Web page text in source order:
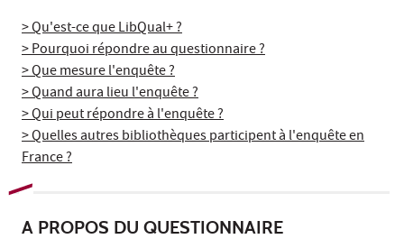
> Qu'est-ce que LibQual+ ?
> Pourquoi répondre au questionnaire ?
> Que mesure l'enquête ?
> Quand aura lieu l'enquête ?
> Qui peut répondre à l'enquête ?
> Quelles autres bibliothèques participent à l'enquête en
France ?
A PROPOS DU QUESTIONNAIRE